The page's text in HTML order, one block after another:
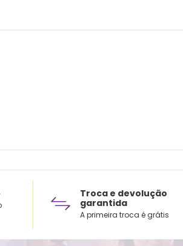
Troca e devolução
garantida
A primeira troca é grátis